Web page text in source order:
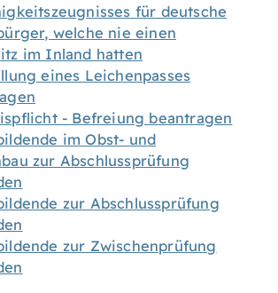
für deutsche
welche nie einen
im Inland hatten
eines Leichenpasses
- Befreiung beantragen
im Obst- und
zur Abschlussprüfung
zur Abschlussprüfung
zur Zwischenprüfung